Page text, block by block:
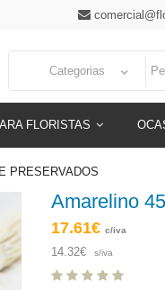
Categorias
FLORISTAS
PRESERVADOS
Amarelino
17.61€ c/iva
14.32€ s/iva